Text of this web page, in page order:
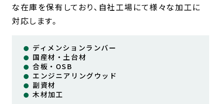
な在庫を保有しており、自社工場にて様々な加工に
対応します。
ディメンションランバー
国産材・土台材
合板・OSB
エンジニアリングウッド
副資材
木材加工